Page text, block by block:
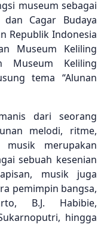
museum sebagai
Cagar Budaya
Republik Indonesia
Museum Keliling
Museum Keliling
tema “Alunan
dari seorang
melodi, ritme,
merupakan
sebuah kesenian
musik juga
pemimpin bangsa,
B.J. Habibie,
hingga